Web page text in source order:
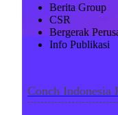
Berita Group
CSR
Bergerak
Info Publikasi
Conch Indonesia